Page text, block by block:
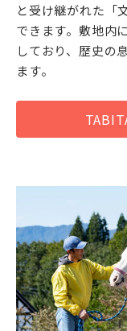
と受け継がれた「
できます。敷地内
しており、歴史の
ます。